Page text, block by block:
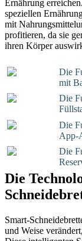
Ernährung
speziellen
mit
profitieren, da sie
ihren Körper
Die
mit
Die
Die
App-
Die
Die
Smart-
und Weise